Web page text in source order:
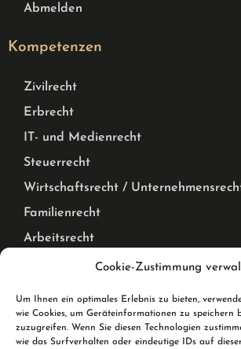
Cookie-Zustimmung
Um Ihnen ein optimales Erlebnis zu bieten,
wie Cookies, um Geräteinformationen zu speichern
zuzugreifen. Wenn Sie diesen Technologien
wie das Surfverhalten oder eindeutige IDs auf
Abmelden
Kompetenzen
Zivilrecht
Erbrecht
IT- und Medienrecht
Steuerrecht
Wirtschaftsrecht /
Familienrecht
Arbeitsrecht
Mietrecht Privat und Gewerblich,
Karlsruhe & Rheinstetten